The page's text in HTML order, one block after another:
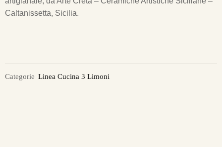
Caltanissetta, Sicilia.
Categorie Linea Cucina 3 Limoni